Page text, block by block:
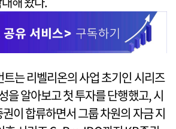
는 리벨리온의 사업 초기인 시리즈
을 알아보고 첫 투자를 단행했고, 시
이 합류하면서 그룹 차원의 자금 지